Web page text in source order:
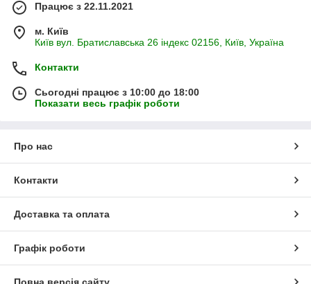
Працює з 22.11.2021
м. Київ
Київ вул. Братиславська 26 індекс 02156, Київ, Україна
Контакти
Сьогодні працює з 10:00 до 18:00
Показати весь графік роботи
Про нас
Контакти
Доставка та оплата
Графік роботи